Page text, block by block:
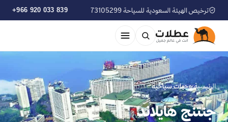
ترخيص الهيئة السعودية للسياحة 73105299 +966 920 033 839
الرئيسية›وجهات سياحية
جنتنج هايلاند